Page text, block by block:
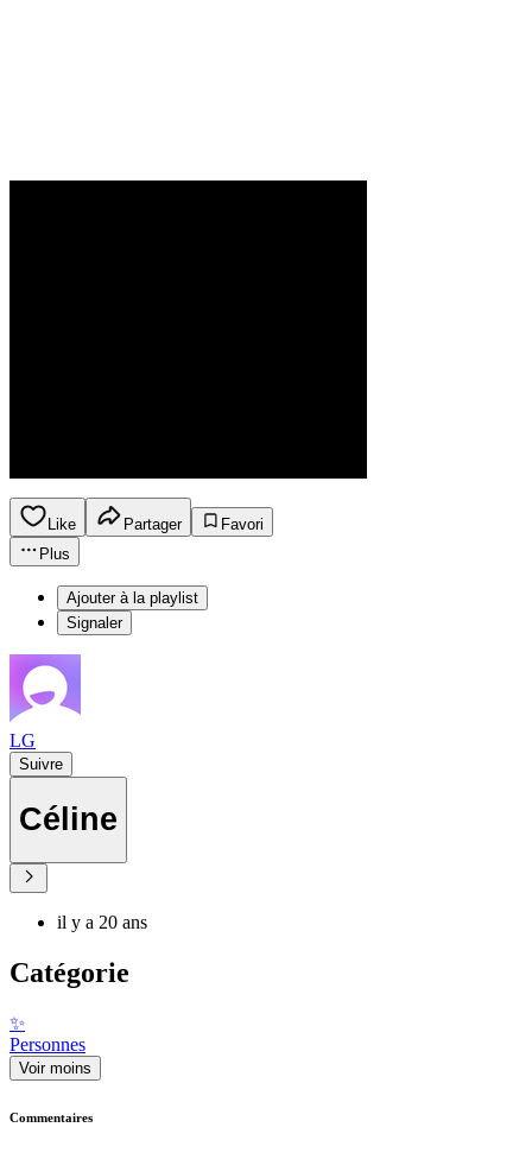
Like Partager
Favori
Plus
Ajouter à la playlist
Signaler
LG
Suivre
Céline
il y a 20 ans
Catégorie
✨
Personnes
Voir moins
Commentaires